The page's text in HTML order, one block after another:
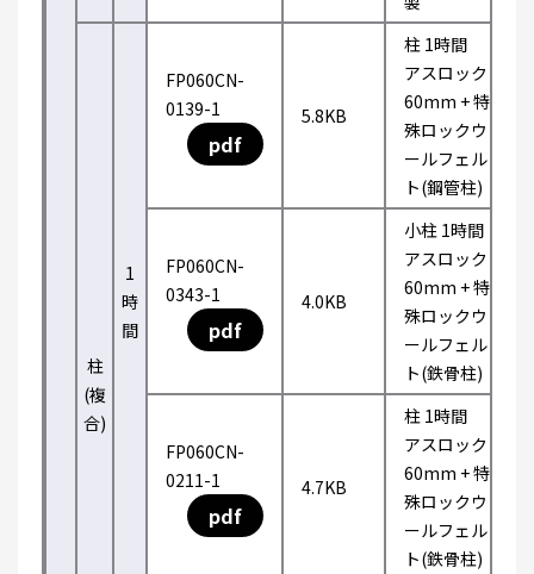
柱
(複
合)
1
時
間
FP060CN-
0139-1
pdf
5.8KB
柱 1時間
アスロック
60mm + 特
殊ロックウ
ールフェル
ト(鋼管柱)
FP060CN-
0343-1
pdf
4.0KB
小柱 1時間
アスロック
60mm + 特
殊ロックウ
ールフェル
ト(鉄骨柱)
FP060CN-
0211-1
pdf
4.7KB
柱 1時間
アスロック
60mm + 特
殊ロックウ
ールフェル
ト(鉄骨柱)